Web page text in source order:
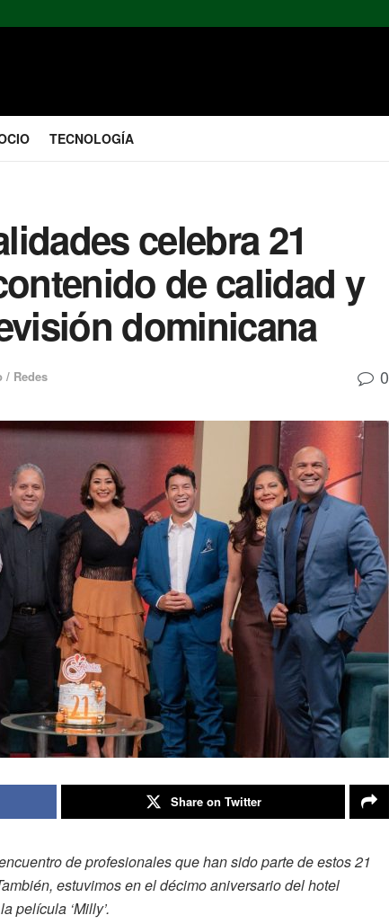
TECNOLOGÍA
celebra 21
de calidad y
dominicana
/ Redes 0
Share on Twitter
de profesionales que han sido parte de estos 21
estuvimos en el décimo aniversario del hotel
película ‘Milly’.